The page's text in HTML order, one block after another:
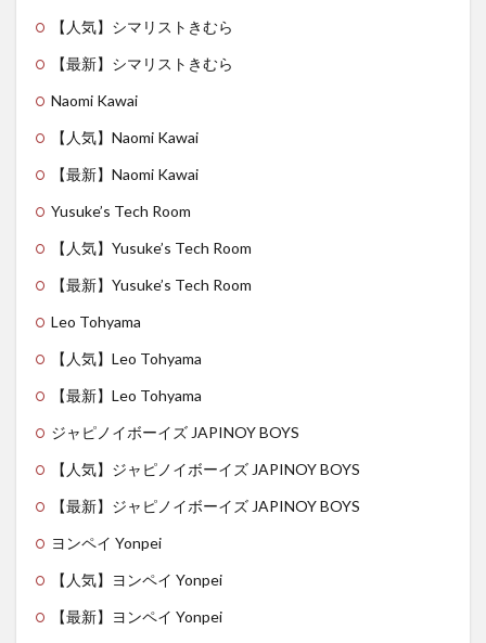
【人気】シマリストきむら
【最新】シマリストきむら
Naomi Kawai
【人気】Naomi Kawai
【最新】Naomi Kawai
Yusuke’s Tech Room
【人気】Yusuke’s Tech Room
【最新】Yusuke’s Tech Room
Leo Tohyama
【人気】Leo Tohyama
【最新】Leo Tohyama
ジャピノイボーイズ JAPINOY BOYS
【人気】ジャピノイボーイズ JAPINOY BOYS
【最新】ジャピノイボーイズ JAPINOY BOYS
ヨンペイ Yonpei
【人気】ヨンペイ Yonpei
【最新】ヨンペイ Yonpei